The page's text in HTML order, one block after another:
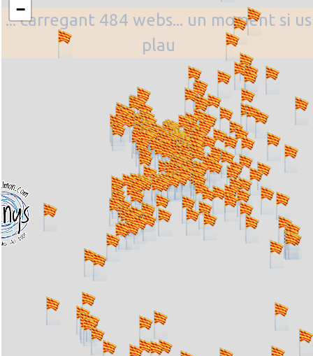
... carregant 484 webs... un moment si us
plau
−